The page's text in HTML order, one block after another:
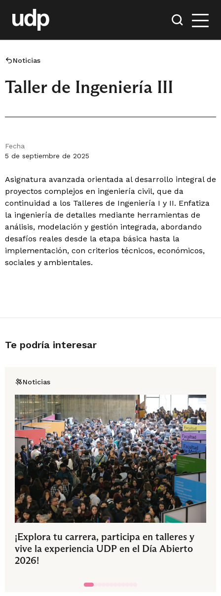
Noticias
Taller de Ingeniería III
Fecha
5 de septiembre de 2025
Asignatura avanzada orientada al desarrollo integral de
proyectos complejos en ingeniería civil, que da
continuidad a los Talleres de Ingeniería I y II. Enfatiza
la ingeniería de detalles mediante herramientas de
análisis, modelación y gestión integrada, abordando
desafíos reales desde la etapa básica hasta la
implementación, con criterios técnicos, económicos,
sociales y ambientales.
Te podría interesar
Noticias
¡Explora tu carrera, participa en talleres y
vive la experiencia UDP en el Día Abierto
2026!